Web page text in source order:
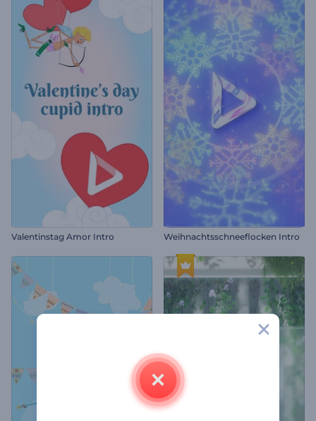
Valentinstag Amor Intro Weihnachtsschneeflocken Intro